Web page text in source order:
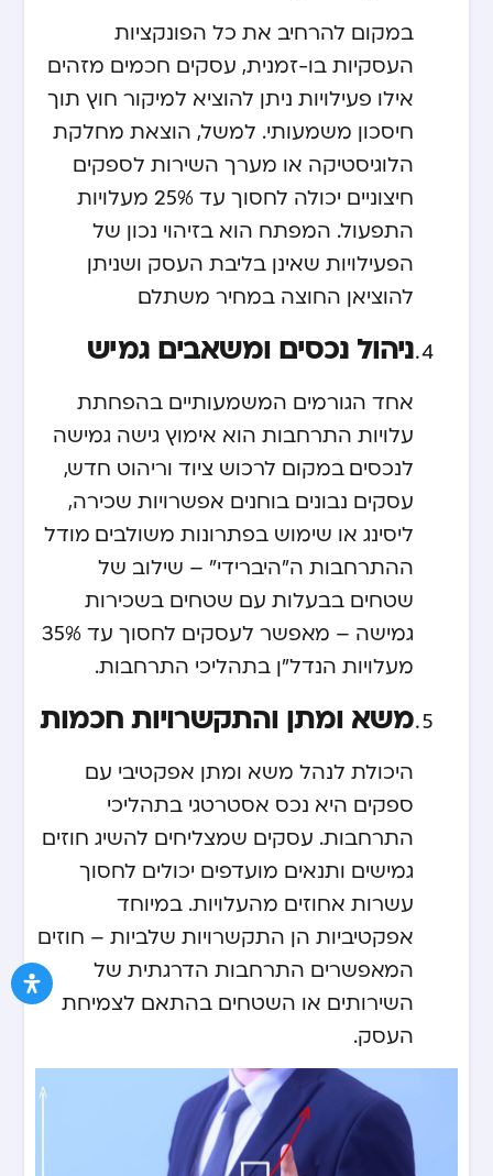
במקום להרחיב את כל הפונקציות
העסקיות בו-זמנית, עסקים חכמים מזהים
אילו פעילויות ניתן להוציא למיקור חוץ תוך
חיסכון משמעותי. למשל, הוצאת מחלקת
הלוגיסטיקה או מערך השירות לספקים
חיצוניים יכולה לחסוך עד 25% מעלויות
התפעול. המפתח הוא בזיהוי נכון של
הפעילויות שאינן בליבת העסק ושניתן
להוציאן החוצה במחיר משתלם.
ניהול נכסים ומשאבים גמיש
אחד הגורמים המשמעותיים בהפחתת
עלויות התרחבות הוא אימוץ גישה גמישה
לנכסים. במקום לרכוש ציוד וריהוט חדש,
עסקים נבונים בוחנים אפשרויות שכירה,
ליסינג או שימוש בפתרונות משולבים. מודל
ההתרחבות ה”היברידי” – שילוב של
שטחים בבעלות עם שטחים בשכירות
גמישה – מאפשר לעסקים לחסוך עד 35%
מעלויות הנדל”ן בתהליכי התרחבות.
משא ומתן והתקשרויות חכמות
היכולת לנהל משא ומתן אפקטיבי עם
ספקים היא נכס אסטרטגי בתהליכי
התרחבות. עסקים שמצליחים להשיג חוזים
גמישים ותנאים מועדפים יכולים לחסוך
עשרות אחוזים מהעלויות. במיוחד
אפקטיביות הן התקשרויות שלביות – חוזים
המאפשרים התרחבות הדרגתית של
השירותים או השטחים בהתאם לצמיחת
העסק.